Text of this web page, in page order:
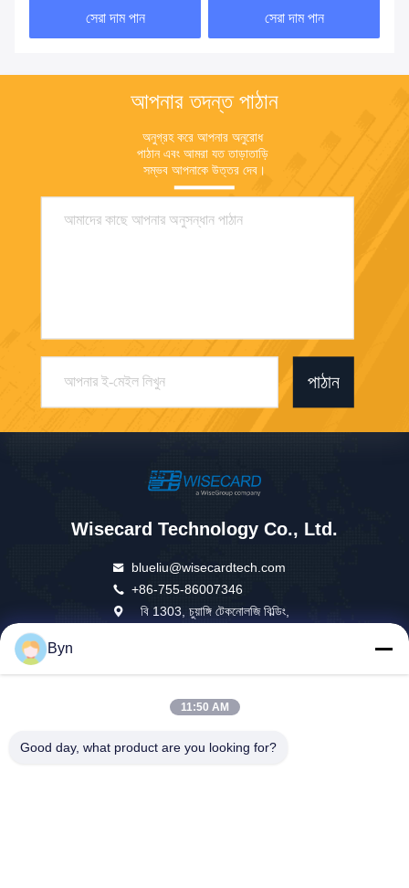
সেরা দাম পান সেরা দাম পান
আপনার তদন্ত পাঠান
অনুগ্রহ করে আপনার অনুরোধ
পাঠান এবং আমরা যত তাড়াতাড়ি
সম্ভব আপনাকে উত্তর দেব।
পাঠান
Wisecard Technology Co., Ltd.
blueliu@wisecardtech.com
+86-755-86007346
বি 1303, চুয়াঙ্গি টেকনোলজি বিল্ডিং,
চীন ভালো গুণমান স্মার্ট কার্ড সমাধান সরবরাহকারী। কপিরাইট © 2026 Wisecard Technology Co.,
Ltd. . সব সমস্ত অধিকার সংরক্ষিত।
Byn
11:50 AM
Good day, what product are you looking for?